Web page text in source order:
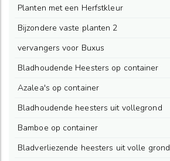
Planten met een Herfstkleur
Bijzondere vaste planten 2
vervangers voor Buxus
Bladhoudende Heesters op container
Azalea's op container
Bladhoudende heesters uit vollegrond
Bamboe op container
Bladverliezende heesters uit volle grond